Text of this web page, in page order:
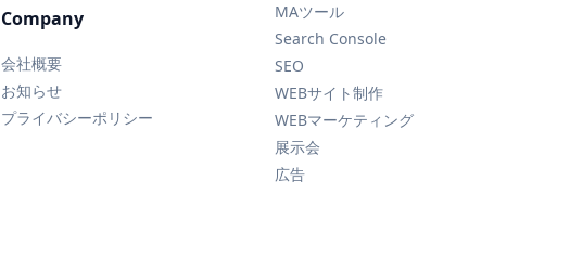
Company
会社概要
お知らせ
プライバシーポリシー
MAツール
Search Console
SEO
WEBサイト制作
WEBマーケティング
展示会
広告